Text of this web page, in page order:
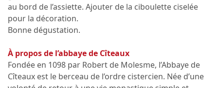
au bord de l’assiette. Ajouter de la ciboulette ciselée
pour la décoration.
Bonne dégustation.
À propos de l’abbaye de Cîteaux
Fondée en 1098 par Robert de Molesme, l’Abbaye de
Cîteaux est le berceau de l’ordre cistercien. Née d’une